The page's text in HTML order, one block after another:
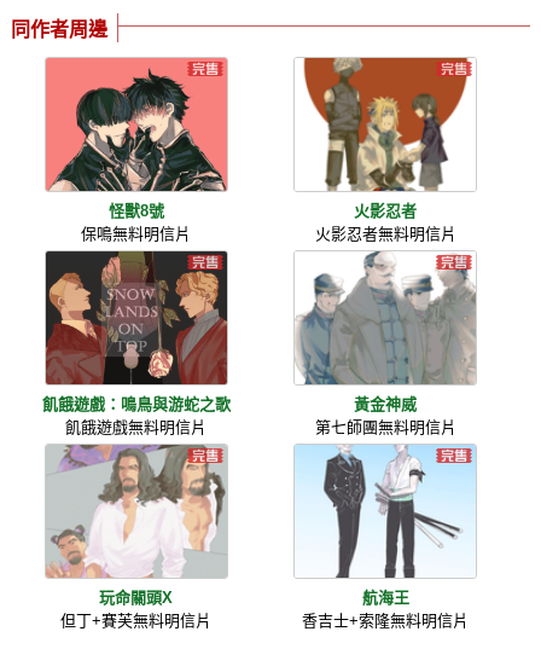
同作者周邊
怪獸8號
保鳴無料明信片
火影忍者
火影忍者無料明信片
飢餓遊戲：鳴鳥與游蛇之歌
飢餓遊戲無料明信片
黃金神威
第七師團無料明信片
玩命關頭X
但丁+賽芙無料明信片
航海王
香吉士+索隆無料明信片